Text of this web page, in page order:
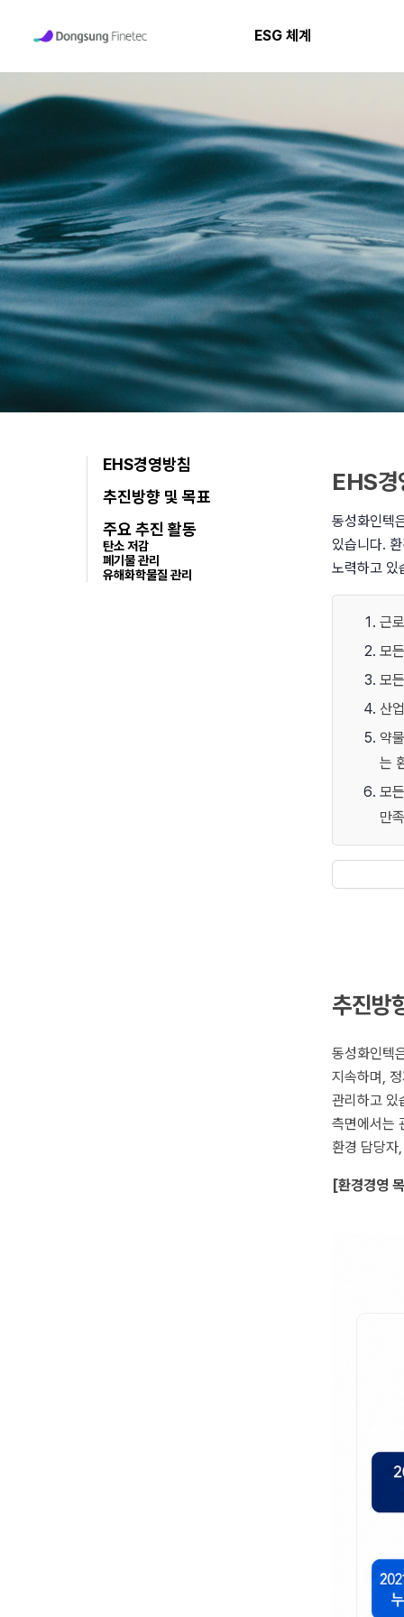
ESG 체계
EHS경영방침
추진방향 및 목표
주요 추진 활동
탄소 저감
폐기물 관리
유해화학물질 관리
EHS경
동성화인텍
있습니다.
노력하고 있
근
모
모
산
약
는
모
만
추진방
동성화인텍
지속하며,
관리하고 있
측면에서는
환경 담당자
[환경경영